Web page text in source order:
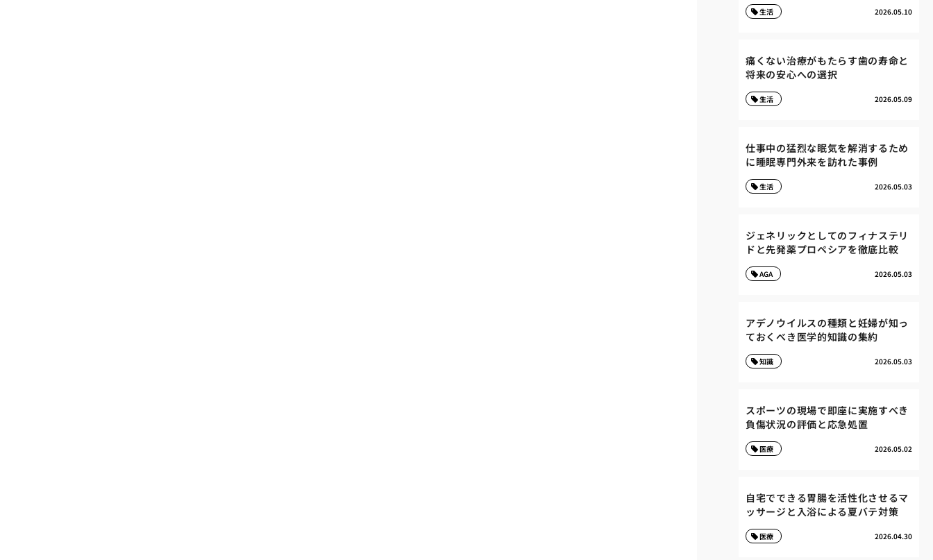
2026.05.10
生活
痛くない治療がもたらす歯の寿命と
将来の安心への選択
2026.05.09
生活
仕事中の猛烈な眠気を解消するため
に睡眠専門外来を訪れた事例
2026.05.03
生活
ジェネリックとしてのフィナステリ
ドと先発薬プロペシアを徹底比較
2026.05.03
AGA
アデノウイルスの種類と妊婦が知っ
ておくべき医学的知識の集約
2026.05.03
知識
スポーツの現場で即座に実施すべき
負傷状況の評価と応急処置
2026.05.02
医療
自宅でできる胃腸を活性化させるマ
ッサージと入浴による夏バテ対策
2026.04.30
医療